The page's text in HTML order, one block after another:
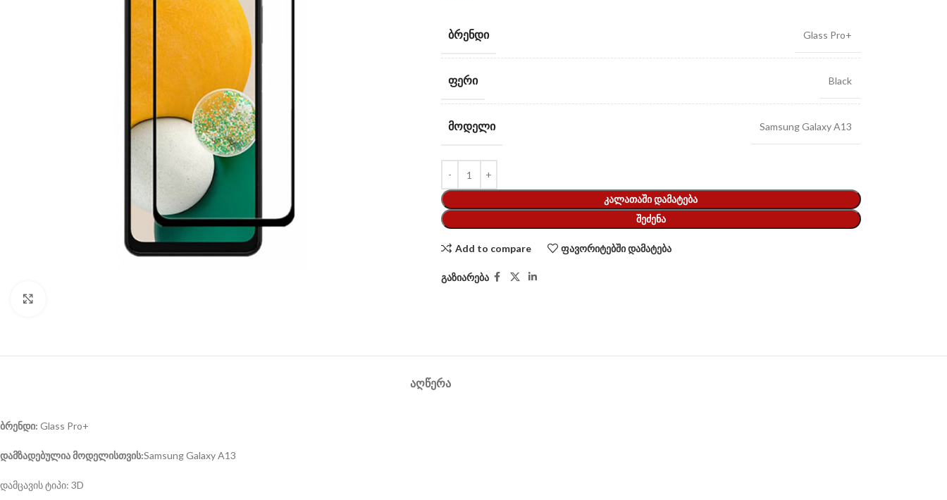
ᲑᲠᲔᲜᲓᲘ Glass Pro+
ᲤᲔᲠᲘ Black
ᲛᲝᲓᲔᲚᲘ Samsung Galaxy A13
ᲙᲐᲚᲐᲗᲐᲨᲘ ᲓᲐᲛᲐᲢᲔᲑᲐ
ᲨᲔᲫᲔᲜᲐ
Add to compare ფავორიტებში დამატება
გაზიარება
ᲐᲦᲬᲔᲠᲐ
ბრენდი: Glass Pro+
დამზადებულია მოდელისთვის:Samsung Galaxy A13
დამცავის ტიპი: 3D